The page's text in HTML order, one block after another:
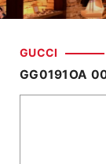
GUCCI
GG0191OA